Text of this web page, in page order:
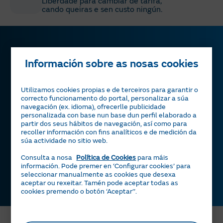
imposto eléctrico.
que o substitúa. A enerxía reactiva e outros
distribuidora de conformidade coa normativa
vixente en cada momento facturaranse segundo a
información proporcionada pola distribuidora.
En calquera momento o cliente poderá resolver
unilateralmente o contrato de subministración de
electricidade, así como cambiar de produto a
calquera dos produtos que Naturgy Clientes, S.A.U.
estea comercializando para a súa tarifa de acceso
no momento da solicitude sen ningunha
penalización.
cando queiras e sen custo ningún.
Se te fascliente de Naturgy, contarás cun
xestor especialista*que che axudará a
optimizar o consumo datúa comunidad. Sen
custos adicionais e sempre á túa disposición.
Saber máis
Información sobre as nosas cookies
Utilizamos cookies propias e de terceiros para garantir o
correcto funcionamento do portal, personalizar a súa
navegación (ex. idioma), ofrecerlle publicidade
personalizada con base nun base dun perfil elaborado a
partir dos seus hábitos de navegación, así como para
recoller información con fins analíticos e de medición da
súa actividade no sitio web.
Consulta a nosa Política de Cookies para máis
información. Pode premer en ‘Configurar cookies’ para
seleccionar manualmente as cookies que desexa
aceptar ou rexeitar. Tamén pode aceptar todas as
cookies premendo o botón ‘Aceptar’’.